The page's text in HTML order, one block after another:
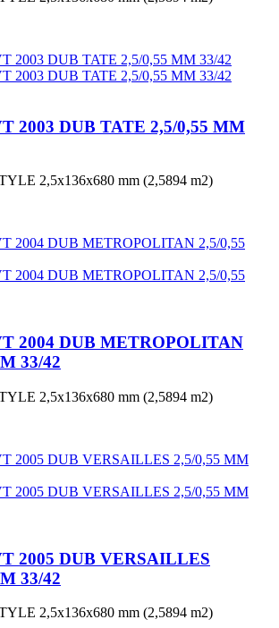
2003 DUB TATE 2,5/0,55 MM
2,5x136x680 mm (2,5894 m2)
2004 DUB METROPOLITAN
33/42
2,5x136x680 mm (2,5894 m2)
2005 DUB VERSAILLES
33/42
2,5x136x680 mm (2,5894 m2)